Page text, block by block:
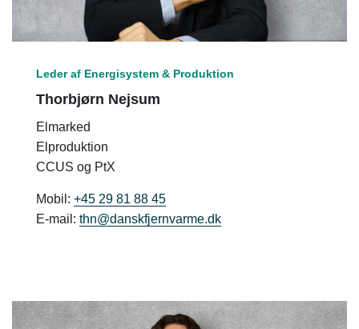
Leder af Energisystem & Produktion
Thorbjørn Nejsum
Elmarked
Elproduktion
CCUS og PtX
Mobil: +45 29 81 88 45
E-mail: thn@danskfjernvarme.dk